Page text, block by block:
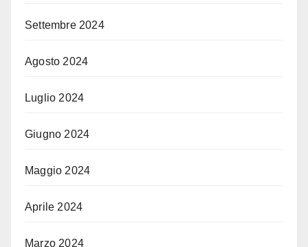
Settembre 2024
Agosto 2024
Luglio 2024
Giugno 2024
Maggio 2024
Aprile 2024
Marzo 2024